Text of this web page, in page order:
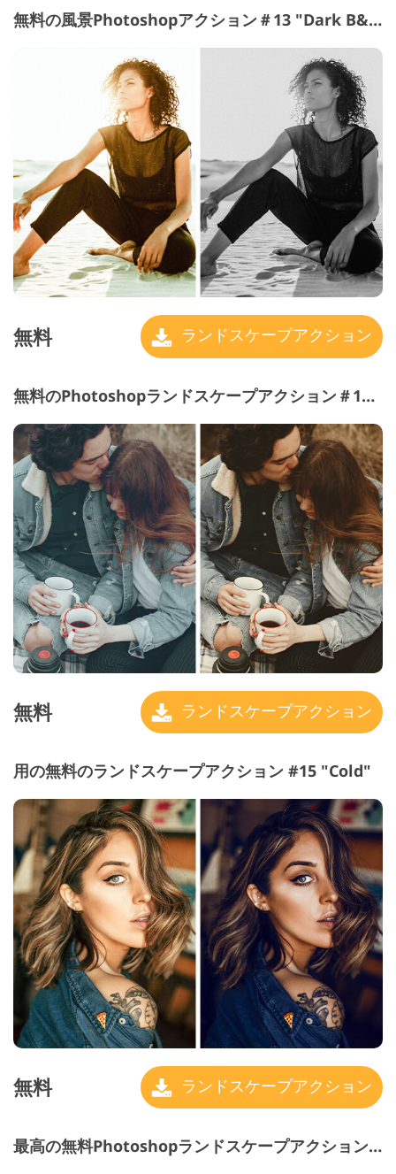
無料の風景Photoshopアクション＃13 "Dark B&W"
無料 ランドスケープアクション
無料のPhotoshopランドスケープアクション＃14 "Cacao"
無料 ランドスケープアクション
用の無料のランドスケープアクション #15 "Cold"
無料 ランドスケープアクション
最高の無料Photoshopランドスケープアクション＃16 "Forest"